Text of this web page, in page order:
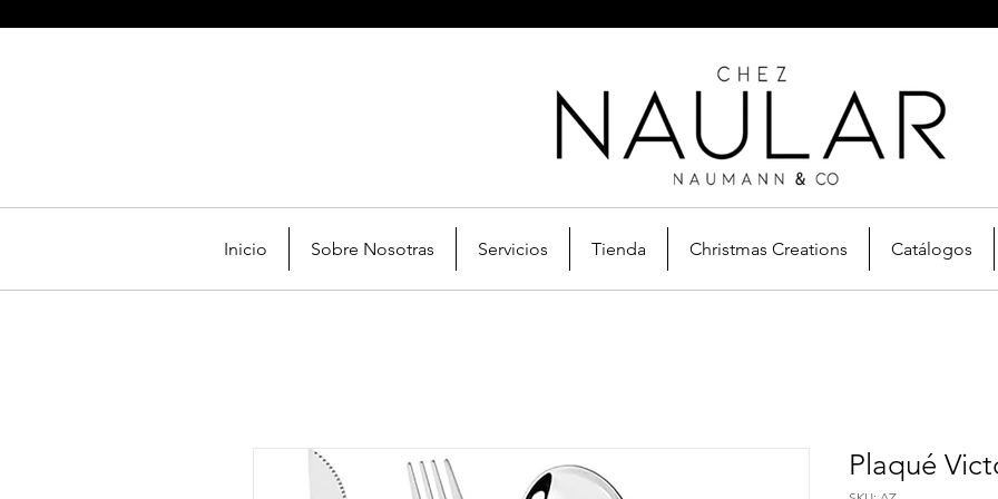
Inicio Sobre Nosotras Servicios Tienda Christmas Creations Catálogos
Plaqué